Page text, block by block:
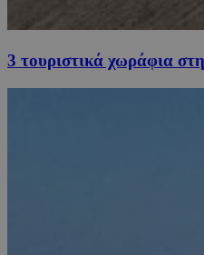
3 τουριστικά χωράφια